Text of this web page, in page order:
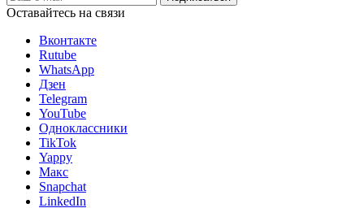
Оставайтесь на связи
Вконтакте
Rutube
WhatsApp
Дзен
Telegram
YouTube
Одноклассники
TikTok
Yappy
Макс
Snapchat
LinkedIn